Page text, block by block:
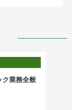
ク業務全般